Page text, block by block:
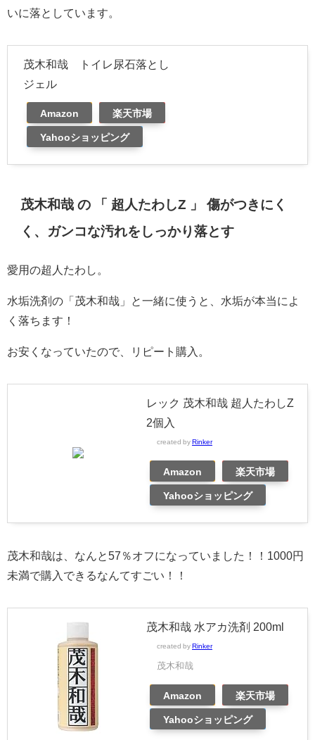
いに落としています。
茂木和哉 トイレ尿石落とし
ジェル
Amazon 楽天市場
Yahooショッピング
茂木和哉 の 「 超人たわしZ 」 傷がつきにく
く、ガンコな汚れをしっかり落とす
愛用の超人たわし。
水垢洗剤の「茂木和哉」と一緒に使うと、水垢が本当によ
く落ちます！
お安くなっていたので、リピート購入。
レック 茂木和哉 超人たわしZ
2個入
created by Rinker
Amazon 楽天市場
Yahooショッピング
茂木和哉は、なんと57％オフになっていました！！1000円
未満で購入できるなんてすごい！！
茂木和哉 水アカ洗剤 200ml
created by Rinker
茂木和哉
Amazon 楽天市場
Yahooショッピング